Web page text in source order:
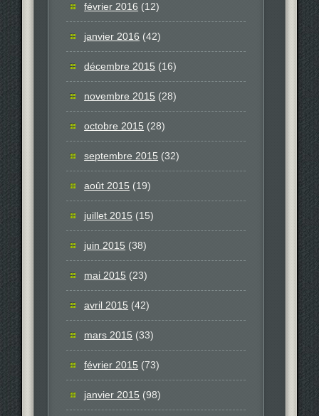
février 2016 (12)
janvier 2016 (42)
décembre 2015 (16)
novembre 2015 (28)
octobre 2015 (28)
septembre 2015 (32)
août 2015 (19)
juillet 2015 (15)
juin 2015 (38)
mai 2015 (23)
avril 2015 (42)
mars 2015 (33)
février 2015 (73)
janvier 2015 (98)